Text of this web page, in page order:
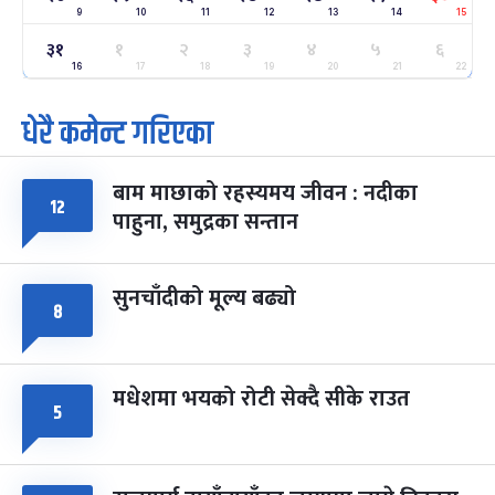
२५
मंगल
ग्याल्पो ल्होसार
फाल्गुन २५, २०८३ Mar 9, 2027
७ महिना बाँकी
७
आइत
पूर्णिमा व्रत
चैत्र ७, २०८३-Mar 21, 2027
८ फागुपूर्णिमा
चैत्र ८, २०८३-Mar 22, 2027
७ महिना बाँकी
9 10 11 12 13 14 15
३१
16
१
17
२
18
३
19
४
20
५
21
६
22
धेरै कमेन्ट गरिएका
१२ बाम माछाको रहस्यमय जीवन : नदीका
पाहुना, समुद्रका सन्तान
८ सुनचाँदीको मूल्य बढ्यो
५ मधेशमा भयको रोटी सेक्दै सीके राउत